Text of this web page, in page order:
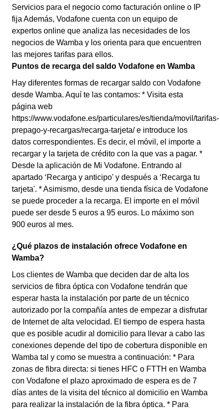
Servicios para el negocio como facturación online o IP
fija Además, Vodafone cuenta con un equipo de
expertos online que analiza las necesidades de los
negocios de Wamba y los orienta para que encuentren
las mejores tarifas para ellos.
Puntos de recarga del saldo Vodafone en Wamba
Hay diferentes formas de recargar saldo con Vodafone
desde Wamba. Aquí te las contamos: * Visita esta
página web
https://www.vodafone.es/particulares/es/tienda/movil/tarifas-
prepago-y-recargas/recarga-tarjeta/ e introduce los
datos correspondientes. Es decir, el móvil, el importe a
recargar y la tarjeta de crédito con la que vas a pagar. *
Desde la aplicación de Mi Vodafone. Entrando al
apartado ‘Recarga y anticipo' y después a ‘Recarga tu
tarjeta'. * Asimismo, desde una tienda física de Vodafone
se puede proceder a la recarga. El importe en el móvil
puede ser desde 5 euros a 95 euros. Lo máximo son
900 euros al mes.
¿Qué plazos de instalación ofrece Vodafone en
Wamba?
Los clientes de Wamba que deciden dar de alta los
servicios de fibra óptica con Vodafone tendrán que
esperar hasta la instalación por parte de un técnico
autorizado por la compañía antes de empezar a disfrutar
de Internet de alta velocidad. El tiempo de espera hasta
que es posible acudir al domicilio para llevar a cabo las
conexiones depende del tipo de cobertura disponible en
Wamba tal y como se muestra a continuación: * Para
zonas de fibra directa: si tienes HFC o FTTH en Wamba
con Vodafone el plazo aproximado de espera es de 7
días antes de la visita del técnico al domicilio en Wamba
para realizar la instalación de la fibra óptica. * Para